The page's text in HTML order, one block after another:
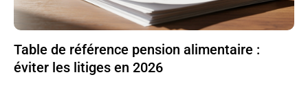
Table de référence pension alimentaire :
éviter les litiges en 2026